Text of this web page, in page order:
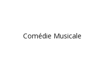
Comédie Musicale